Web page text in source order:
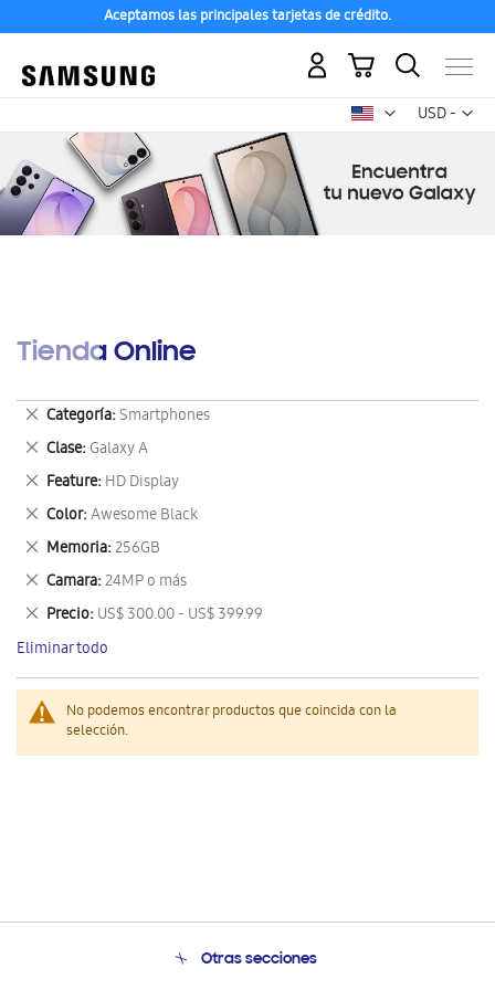
Aceptamos las principales tarjetas de crédito.
USD -
dólar
Mi carrito
Tienda Online
No podemos encontrar productos que coincida con la
selección.
Categoría Smartphones
Eliminar
este
artículo
Clase Galaxy A
Eliminar
este
artículo
Feature HD Display
Eliminar
este
artículo
Color Awesome Black
Eliminar
este
artículo
Memoria 256GB
Eliminar
este
artículo
Camara 24MP o más
Eliminar
este
artículo
Precio US$ 300.00 - US$ 399.99
Eliminar
este
artículo
Eliminar todo
Otras secciones